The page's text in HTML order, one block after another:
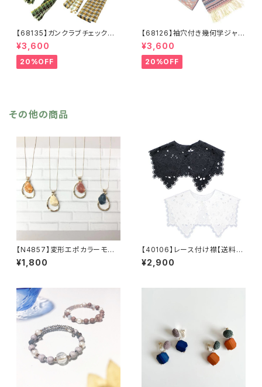
【68135】ガンクラブチェックスト
ール【送料無料】マフラー 防
寒 チェック柄 千鳥柄 千鳥
格子 マスタード キャメル
カーキ リサイクルポリエステ
¥3,600
20%OFF
【68126】袖穴付き幾何学ジャガ
ードストール【送料無料】袖付き
ストール ジャガード織り リバ
ーシブル 幾何学柄 防寒 フ
リンジ 秋冬 羽織 ポンチ
¥3,600
20%OFF
その他の商品
【N4857】変形エポカラーモチ
ーフネックレス【送料無料】
¥1,800
【40106】レース付け襟【送料無
料】トレンド ビッグつけ襟 フ
リーサイズ レースエリ カット
¥2,900